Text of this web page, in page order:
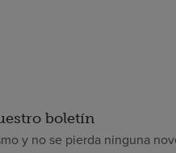
boletín
y no se pierda ninguna